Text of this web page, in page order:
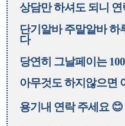
상담만 하셔도 되니
단기알바 주말알바 하
다
당연히 그날페이는
아무것도 하지않으면
용기내 연락 주세요 😊